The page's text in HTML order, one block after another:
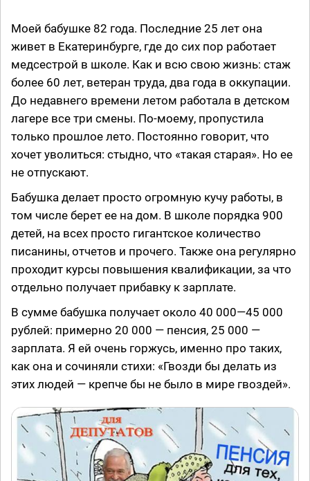
Моей бабушке 82 года. Последние 25 лет она
живет в Екатеринбурге, где до сих пор работает
медсестрой в школе. Как и всю свою жизнь: стаж
более 60 лет, ветеран труда, два года в оккупации.
До недавнего времени летом работала в детском
лагере все три смены. По-моему, пропустила
только прошлое лето. Постоянно говорит, что
хочет уволиться: стыдно, что «такая старая». Но ее
не отпускают.
Бабушка делает просто огромную кучу работы, в
том числе берет ее на дом. В школе порядка 900
детей, на всех просто гигантское количество
писанины, отчетов и прочего. Также она регулярно
проходит курсы повышения квалификации, за что
отдельно получает прибавку к зарплате.
В сумме бабушка получает около 40 000—45 000
рублей: примерно 20 000 — пенсия, 25 000 —
зарплата. Я ей очень горжусь, именно про таких,
как она и сочиняли стихи: «Гвозди бы делать из
этих людей — крепче бы не было в мире гвоздей».